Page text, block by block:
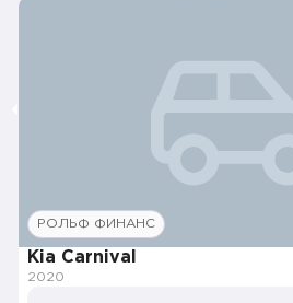
РОЛЬФ ФИНАНС
Kia Carnival
2020